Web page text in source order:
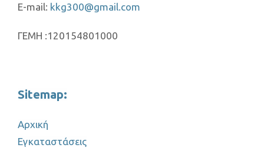
E-mail: kkg300@gmail.com
ΓΕΜΗ :120154801000
Sitemap:
Αρχική
Εγκαταστάσεις